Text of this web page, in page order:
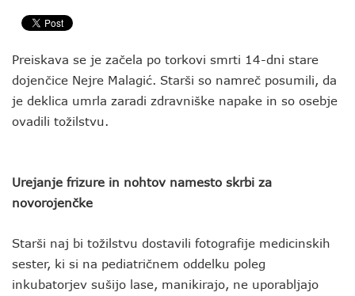
Preiskava se je začela po torkovi smrti 14-dni stare
dojenčice Nejre Malagić. Starši so namreč posumili, da
je deklica umrla zaradi zdravniške napake in so osebje
ovadili tožilstvu.
Urejanje frizure in nohtov namesto skrbi za
novorojenčke
Starši naj bi tožilstvu dostavili fotografije medicinskih
sester, ki si na pediatričnem oddelku poleg
inkubatorjev sušijo lase, manikirajo, ne uporabljajo